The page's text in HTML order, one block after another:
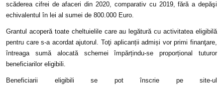
scăderea cifrei de afaceri din 2020, comparativ cu 2019, fără a depăşi
echivalentul în lei al sumei de 800.000 Euro.
Grantul acoperă toate cheltuielile care au legătură cu activitatea eligibilă
pentru care s-a acordat ajutorul. Toţi aplicanții admiși vor primi finanţare,
întreaga sumă alocată schemei împărțindu-se proporțional tuturor
beneficiarilor eligibili.
Beneficiarii eligibili se pot înscrie pe site-ul